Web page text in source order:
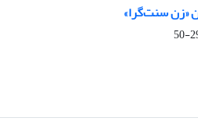
«زن سنت‌گرا»